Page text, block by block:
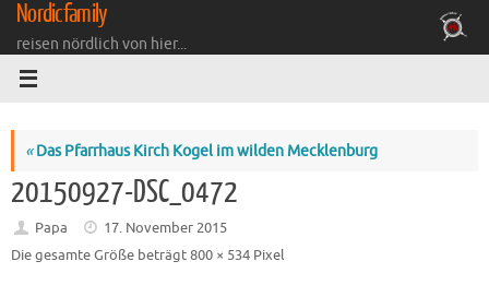
Zum
Inhalt
springen
Nordicfamily
reisen nördlich von hier...
«Das Pfarrhaus Kirch Kogel im wilden Mecklenburg
20150927-DSC_0472
Papa
17. November 2015
Die gesamte Größe beträgt800 × 534 Pixel